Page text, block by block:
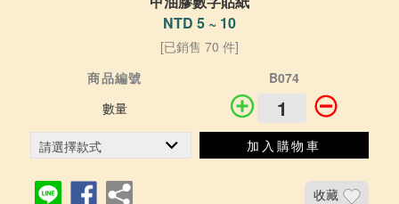
NTD 5 ~ 10
[已銷售 70 件]
商品編號
B074
數量
加入購物車
收藏